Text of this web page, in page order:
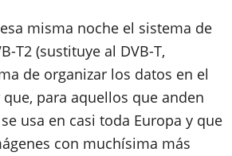
misma noche el sistema de
T2 (sustituye al DVB-T,
de organizar los datos en el
para aquellos que anden
usa en casi toda Europa y que
con muchísima más